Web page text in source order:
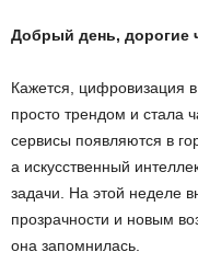
Добрый день, дорогие
Кажется, цифровизация
просто трендом и стала
сервисы появляются в
а искусственный
задачи. На этой неделе
прозрачности и новым
она запомнилась.